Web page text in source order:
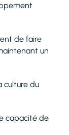
de faire
un
culture du
capacité de